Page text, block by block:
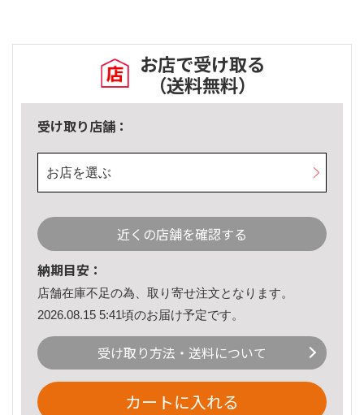
お店で受け取る
（送料無料）
受け取り店舗：
お店を選ぶ
近くの店舗を確認する
納期目安：
店舗在庫不足の為、取り寄せ注文となります。
2026.08.15 5:41頃のお届け予定です。
受け取り方法・送料について
カートに入れる